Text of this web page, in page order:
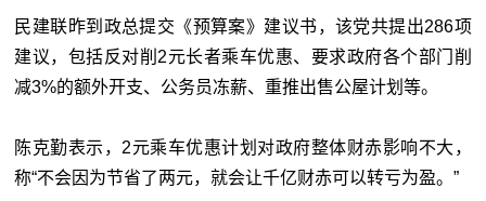
民建联昨到政总提交《预算案》建议书，该党共提出286项
建议，包括反对削2元长者乘车优惠、要求政府各个部门削
减3%的额外开支、公务员冻薪、重推出售公屋计划等。
陈克勤表示，2元乘车优惠计划对政府整体财赤影响不大，
称“不会因为节省了两元，就会让千亿财赤可以转亏为盈。”